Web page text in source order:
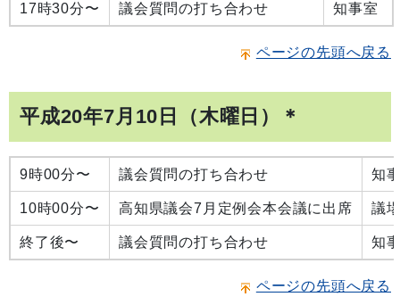
17時30分〜 議会質問の打ち合わせ 知事室
ページの先頭へ戻る
平成20年7月10日（木曜日）＊
9時00分〜 議会質問の打ち合わせ 知
10時00分〜 高知県議会7月定例会本会議に出席 議
終了後〜 議会質問の打ち合わせ 知
ページの先頭へ戻る